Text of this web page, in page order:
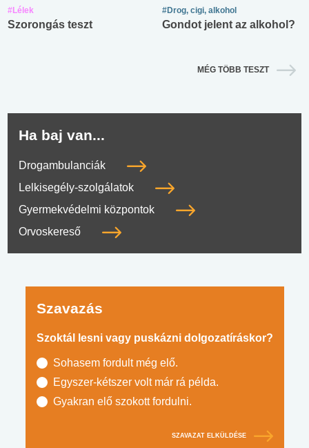
#Lélek
Szorongás teszt
#Drog, cigi, alkohol
Gondot jelent az alkohol?
MÉG TÖBB TESZT
Ha baj van...
Drogambulanciák
Lelkisegély-szolgálatok
Gyermekvédelmi központok
Orvoskereső
Szavazás
Szoktál lesni vagy puskázni dolgozatíráskor?
Sohasem fordult még elő.
Egyszer-kétszer volt már rá példa.
Gyakran elő szokott fordulni.
SZAVAZAT ELKÜLDÉSE